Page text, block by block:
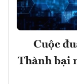
Cuộc
Thành bại